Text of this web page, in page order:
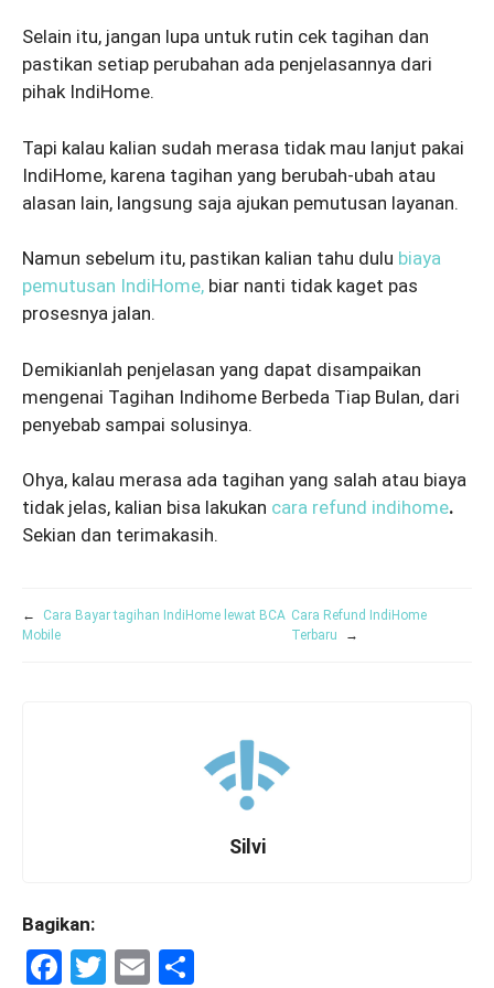
Selain itu, jangan lupa untuk rutin cek tagihan dan
pastikan setiap perubahan ada penjelasannya dari
pihak IndiHome.
Tapi kalau kalian sudah merasa tidak mau lanjut pakai
IndiHome, karena tagihan yang berubah-ubah atau
alasan lain, langsung saja ajukan pemutusan layanan.
Namun sebelum itu, pastikan kalian tahu dulu biaya
pemutusan IndiHome, biar nanti tidak kaget pas
prosesnya jalan.
Demikianlah penjelasan yang dapat disampaikan
mengenai Tagihan Indihome Berbeda Tiap Bulan, dari
penyebab sampai solusinya.
Ohya, kalau merasa ada tagihan yang salah atau biaya
tidak jelas, kalian bisa lakukan cara refund indihome.
Sekian dan terimakasih.
←
Cara Bayar tagihan IndiHome lewat BCA
Mobile
Cara Refund IndiHome
Terbaru
→
Silvi
Bagikan:
F
T
E